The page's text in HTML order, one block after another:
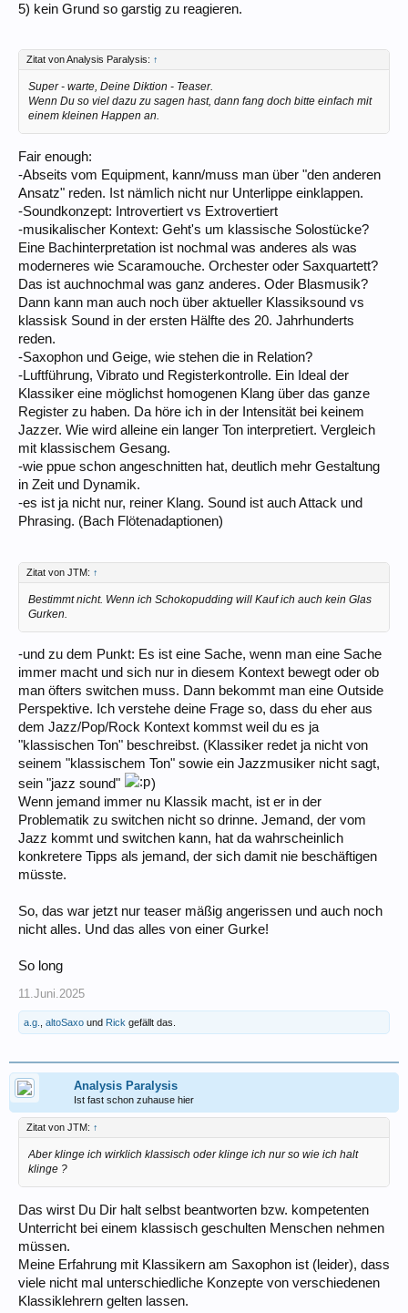
5) kein Grund so garstig zu reagieren.
Zitat von Analysis Paralysis: ↑
Super - warte, Deine Diktion - Teaser.
Wenn Du so viel dazu zu sagen hast, dann fang doch bitte einfach mit
einem kleinen Happen an.
Fair enough:
-Abseits vom Equipment, kann/muss man über "den anderen
Ansatz" reden. Ist nämlich nicht nur Unterlippe einklappen.
-Soundkonzept: Introvertiert vs Extrovertiert
-musikalischer Kontext: Geht's um klassische Solostücke?
Eine Bachinterpretation ist nochmal was anderes als was
moderneres wie Scaramouche. Orchester oder Saxquartett?
Das ist auchnochmal was ganz anderes. Oder Blasmusik?
Dann kann man auch noch über aktueller Klassiksound vs
klassisk Sound in der ersten Hälfte des 20. Jahrhunderts
reden.
-Saxophon und Geige, wie stehen die in Relation?
-Luftführung, Vibrato und Registerkontrolle. Ein Ideal der
Klassiker eine möglichst homogenen Klang über das ganze
Register zu haben. Da höre ich in der Intensität bei keinem
Jazzer. Wie wird alleine ein langer Ton interpretiert. Vergleich
mit klassischem Gesang.
-wie ppue schon angeschnitten hat, deutlich mehr Gestaltung
in Zeit und Dynamik.
-es ist ja nicht nur, reiner Klang. Sound ist auch Attack und
Phrasing. (Bach Flötenadaptionen)
Zitat von JTM: ↑
Bestimmt nicht. Wenn ich Schokopudding will Kauf ich auch kein Glas
Gurken.
-und zu dem Punkt: Es ist eine Sache, wenn man eine Sache
immer macht und sich nur in diesem Kontext bewegt oder ob
man öfters switchen muss. Dann bekommt man eine Outside
Perspektive. Ich verstehe deine Frage so, dass du eher aus
dem Jazz/Pop/Rock Kontext kommst weil du es ja
"klassischen Ton" beschreibst. (Klassiker redet ja nicht von
seinem "klassischem Ton" sowie ein Jazzmusiker nicht sagt,
sein "jazz sound"
)
Wenn jemand immer nu Klassik macht, ist er in der
Problematik zu switchen nicht so drinne. Jemand, der vom
Jazz kommt und switchen kann, hat da wahrscheinlich
konkretere Tipps als jemand, der sich damit nie beschäftigen
müsste.
So, das war jetzt nur teaser mäßig angerissen und auch noch
nicht alles. Und das alles von einer Gurke!
So long
11.Juni.2025
a.g. altoSaxo und Rick gefällt das.
Analysis Paralysis
Ist fast schon zuhause hier
Zitat von JTM: ↑
Aber klinge ich wirklich klassisch oder klinge ich nur so wie ich halt
klinge ?
Das wirst Du Dir halt selbst beantworten bzw. kompetenten
Unterricht bei einem klassisch geschulten Menschen nehmen
müssen.
Meine Erfahrung mit Klassikern am Saxophon ist (leider), dass
viele nicht mal unterschiedliche Konzepte von verschiedenen
Klassiklehrern gelten lassen.